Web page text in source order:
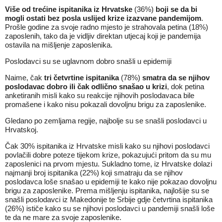
Više od trećine ispitanika iz Hrvatske (36%) boji se da bi
mogli ostati bez posla uslijed krize izazvane pandemijom.
Prošle godine za svoje radno mjesto je strahovala petina (18%)
zaposlenih, tako da je vidljiv direktan utjecaj koji je pandemija
ostavila na mišljenje zaposlenika.
Poslodavci su se uglavnom dobro snašli u epidemiji
Naime, čak tri četvrtine ispitanika(78%) smatra da se njihov
poslodavac dobro ili čak odlično snašao u krizi, dok petina
anketiranih misli kako su reakcije njihovih poslodavaca bile
promašene i kako nisu pokazali dovoljnu brigu za zaposlenike.
Gledano po zemljama regije, najbolje su se snašli poslodavci u
Hrvatskoj.
Čak 30% ispitanika iz Hrvatske misli kako su njihovi poslodavci
povlačili dobre poteze tijekom krize, pokazujući pritom da su mu
zaposlenici na prvom mjestu. Sukladno tome, iz Hrvatske dolazi
najmanji broj ispitanika (22%) koji smatraju da se njihov
poslodavca loše snašao u epidemiji te kako nije pokazao dovoljnu
brigu za zaposlenike. Prema mišljenju ispitanika, najlošije su se
snašli poslodavci iz Makedonije te Srbije gdje četvrtina ispitanika
(26%) ističe kako su se njihovi poslodavci u pandemiji snašli loše
te da ne mare za svoje zaposlenike.